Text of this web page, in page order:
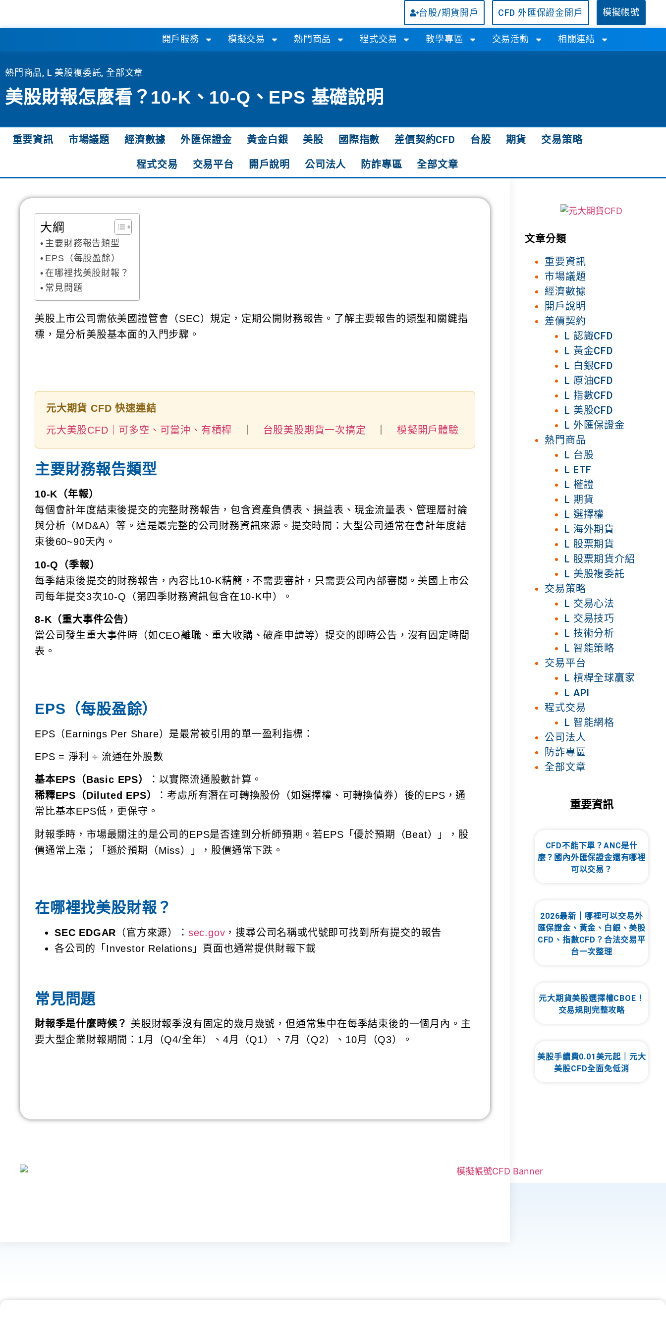
台股/期貨開戶 CFD 外匯保證金開戶 模擬帳號
開戶服務 模擬交易 熱門商品 程式交易 教學專區 交易活動 相關連結
熱門商品, L 美股複委託,全部文章
美股財報怎麼看？10-K、10-Q、EPS 基礎說明
重要資訊 市場議題 經濟數據 外匯保證金 黃金白銀 美股 國際指數 差價契約CFD 台股 期貨 交易策略
程式交易 交易平台 開戶說明 公司法人 防詐專區 全部文章
大綱
主要財務報告類型
EPS（每股盈餘）
在哪裡找美股財報？
常見問題
美股上市公司需依美國證管會（SEC）規定，定期公開財務報告。了解主要報告的類型和關鍵指
標，是分析美股基本面的入門步驟。
元大期貨 CFD 快速連結
元大美股CFD｜可多空、可當沖、有槓桿
台股美股期貨一次搞定 ｜模擬開戶體驗
主要財務報告類型
10-K（年報）
每個會計年度結束後提交的完整財務報告，包含資產負債表、損益表、現金流量表、管理層討論
與分析（MD&A）等。這是最完整的公司財務資訊來源。提交時間：大型公司通常在會計年度結
束後60~90天內。
10-Q（季報）
每季結束後提交的財務報告，內容比10-K精簡，不需要審計，只需要公司內部審閱。美國上市公
司每年提交3次10-Q（第四季財務資訊包含在10-K中）。
8-K（重大事件公告）
當公司發生重大事件時（如CEO離職、重大收購、破產申請等）提交的即時公告，沒有固定時間
表。
EPS（每股盈餘）
EPS（Earnings Per Share）是最常被引用的單一盈利指標：
EPS = 淨利 ÷ 流通在外股數
基本EPS（Basic EPS）
：以實際流通股數計算。
稀釋EPS（Diluted EPS）
：考慮所有潛在可轉換股份（如選擇權、可轉換債券）後的EPS，通
常比基本EPS低，更保守。
財報季時，市場最關注的是公司的EPS是否達到分析師預期。若EPS「優於預期（Beat）」，股
價通常上漲；「遜於預期（Miss）」，股價通常下跌。
在哪裡找美股財報？
SEC EDGAR （官方來源）： sec.gov ，搜尋公司名稱或代號即可找到所有提交的報告
各公司的「Investor Relations」頁面也通常提供財報下載
常見問題
財報季是什麼時候？ 美股財報季沒有固定的幾月幾號，但通常集中在每季結束後的一個月內。主
要大型企業財報期間：1月（Q4/全年）、4月（Q1）、7月（Q2）、10月（Q3）。
文章分類
重要資訊
市場議題
經濟數據
開戶說明
差價契約
L 認識CFD
L 黃金CFD
L 白銀CFD
L 原油CFD
L 指數CFD
L 美股CFD
L 外匯保證金
熱門商品
L 台股
L ETF
L 權證
L 期貨
L 選擇權
L 海外期貨
L 股票期貨
L 股票期貨介紹
L 美股複委託
交易策略
L 交易心法
L 交易技巧
L 技術分析
L 智能策略
交易平台
L 槓桿全球贏家
L API
程式交易
L 智能網格
公司法人
防詐專區
全部文章
重要資訊
CFD不能下單？ANC是什
麼？國內外匯保證金還有哪裡
可以交易？
2026最新｜哪裡可以交易外
匯保證金、黃金、白銀、美股
CFD、指數CFD？合法交易平
台一次整理
元大期貨美股選擇權CBOE！
交易規則完整攻略
美股手續費0.01美元起｜元大
美股CFD全面免低消